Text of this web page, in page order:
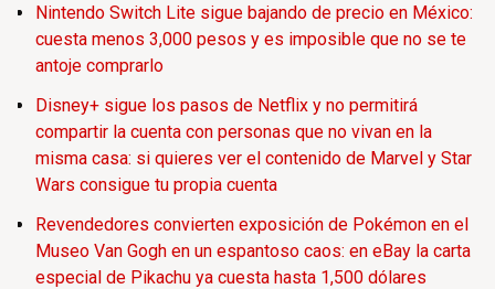
Nintendo Switch Lite sigue bajando de precio en México:
cuesta menos 3,000 pesos y es imposible que no se te
antoje comprarlo
Disney+ sigue los pasos de Netflix y no permitirá
compartir la cuenta con personas que no vivan en la
misma casa: si quieres ver el contenido de Marvel y Star
Wars consigue tu propia cuenta
Revendedores convierten exposición de Pokémon en el
Museo Van Gogh en un espantoso caos: en eBay la carta
especial de Pikachu ya cuesta hasta 1,500 dólares